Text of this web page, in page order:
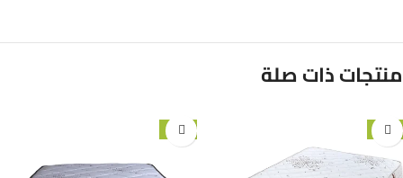
منتجات ذات صلة
-5%
-10%